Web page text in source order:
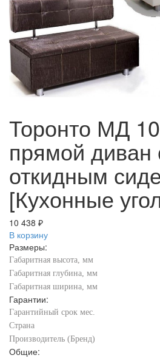
Торонто МД
прямой диван
откидным
[Кухонные
10 438 ₽
В корзину
Размеры:
Габаритная высота, мм
Габаритная глубина, мм
Габаритная ширина, мм
Гарантии:
Гарантийный срок мес.
Страна
Производитель (Бренд)
Общие: